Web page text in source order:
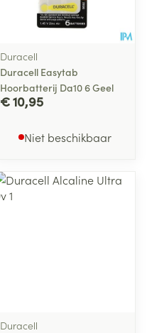
Duracell
Duracell Easytab
Hoorbatterij Da10 6 Geel
€ 10,95
Niet beschikbaar
Duracell